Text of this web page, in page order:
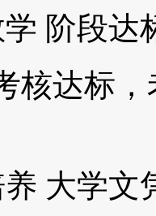
阶段达
达标，
大学文